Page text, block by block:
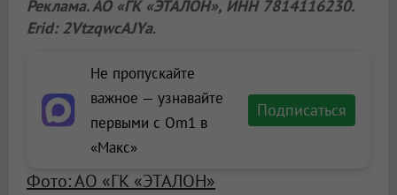
Реклама. АО «ГК «ЭТАЛОН», ИНН 7814116230.
Erid: 2VtzqwcAJYa.
Не пропускайте
важное — узнавайте
первыми с Om1 в
«Макс»
Подписаться
Фото: АО «ГК «ЭТАЛОН»